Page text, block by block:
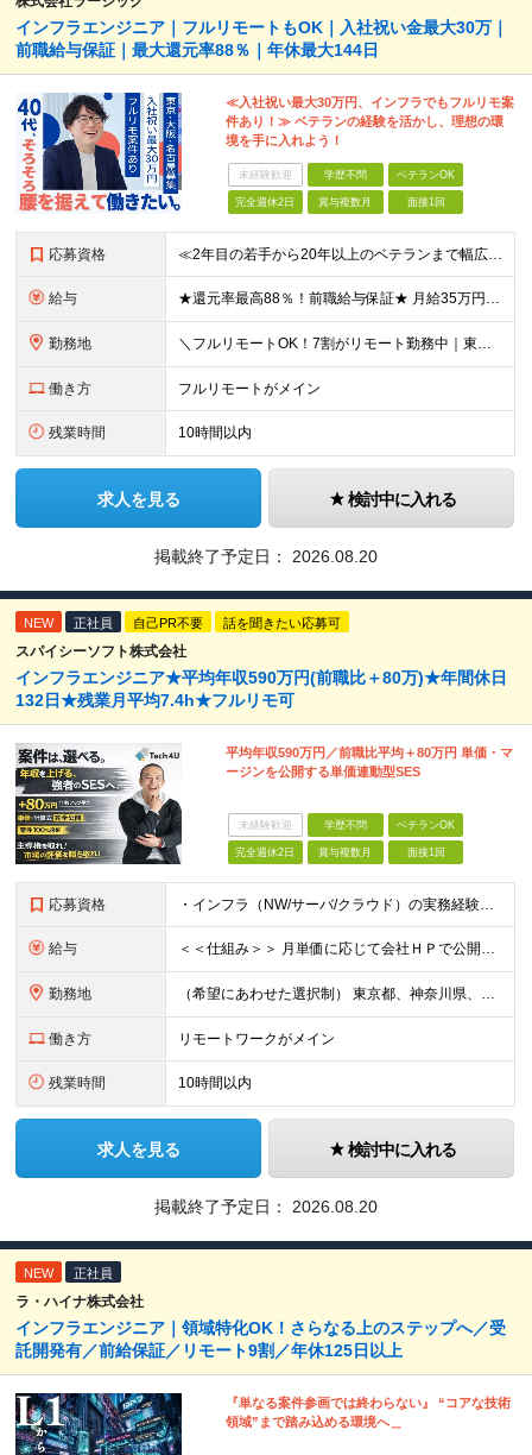
インフラエンジニア｜フルリモートもOK｜入社祝い金最大30万｜
前職給与保証｜最大還元率88％｜年休最大144日
≪入社祝い最大30万円、インフラでもフルリモ案
件あり！≫ ベテランの経験を活かし、理想の環
境を手に入れよう！
未経験歓迎 学歴不問 ベテランOK
完全週休2日 賞与複数月 面接1回
応募資格 ≪2年目の若手から20年以上のベテランまで幅広く活躍！≫ ■インフラエンジニアとしての実務経験をお持ちの方 ┗サーバ・ネットワークいずれかのみでも可 ┗オンプレミスのみ経験者もOK ┗リーダー経験など
給与 ★還元率最高88％！前職給与保証★ 月給35万円～＋賞与年2回 ★還元率は案件単価の76～88％！ ★入社祝い金10～30万円！住宅・在宅・家族など手当充実！ ◎経験・スキルなどを考慮し、優遇し
勤務地 ＼フルリモートOK！7割がリモート勤務中｜東京・愛知・大阪で積極採用中！／ 東京・神奈川・千葉・埼玉、大阪・京都・兵庫・滋賀、愛知などのプロジェクト先、または在宅勤務 ★転勤なし ★希望するエリアで
働き方 フルリモートがメイン
残業時間 10時間以内
求人を見る 検討中に入れる
掲載終了予定日： 2026.08.20
NEW 正社員 自己PR不要 話を聞きたい応募可
スパイシーソフト株式会社
インフラエンジニア★平均年収590万円(前職比＋80万)★年間休日
132日★残業月平均7.4h★フルリモ可
平均年収590万円／前職比平均＋80万円 単価・マ
ージンを公開する単価連動型SES
未経験歓迎 学歴不問 ベテランOK
完全週休2日 賞与複数月 面接1回
応募資格 ・インフラ（NW/サーバ/クラウド）の実務経験をお持ちの方（目安：1年以上は全員面接確定） ・インフラに興味がある未経験の方 ・学歴不問 ■ こんな方を歓迎します ・IaC（Terraform等）
給与 ＜＜仕組み＞＞ 月単価に応じて会社ＨＰで公開しているテーブルにもとづき毎月決定されます！ https://www.tech4u.dev/payroll ＜＜実績＞＞ 平均年収実績：590万円 ＜＜
勤務地 （希望にあわせた選択制） 東京都、神奈川県、埼玉県、千葉県、大阪府、兵庫県、京都府、愛知県、福岡県の各プロジェクト先 ・フル／ハイブリッドリモート案件あり ・転勤なし ・U・Iターンも歓迎＆支援可能
働き方 リモートワークがメイン
残業時間 10時間以内
求人を見る 検討中に入れる
掲載終了予定日： 2026.08.20
NEW 正社員
ラ・ハイナ株式会社
インフラエンジニア｜領域特化OK！さらなる上のステップへ／受
託開発有／前給保証／リモート9割／年休125日以上
『単なる案件参画では終わらない』 “コアな技術
領域”まで踏み込める環境へ＿